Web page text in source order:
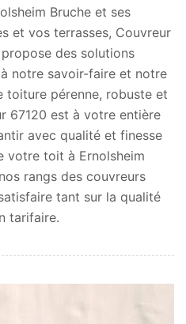
Bruche et ses
et vos terrasses, Couvreur
des solutions
notre savoir-faire et notre
toiture pérenne, robuste et
67120 est à votre entière
avec qualité et finesse
votre toit à Ernolsheim
rangs des couvreurs
tant sur la qualité
tarifaire.